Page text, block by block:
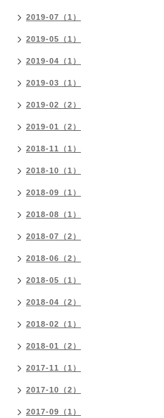
2019-07（1）
2019-05（1）
2019-04（1）
2019-03（1）
2019-02（2）
2019-01（2）
2018-11（1）
2018-10（1）
2018-09（1）
2018-08（1）
2018-07（2）
2018-06（2）
2018-05（1）
2018-04（2）
2018-02（1）
2018-01（2）
2017-11（1）
2017-10（2）
2017-09（1）